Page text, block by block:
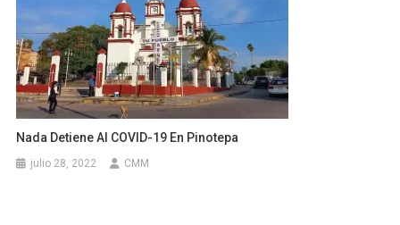
Nada Detiene Al COVID-19 En Pinotepa
julio 28, 2022 CMM